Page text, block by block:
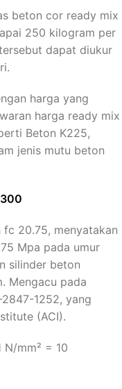
beton cor ready mix
250 kilogram per
dapat diukur
harga yang
harga ready mix
Beton K225,
jenis mutu beton
fc 20.75, menyatakan
Mpa pada umur
silinder beton
Mengacu pada
1252, yang
(ACI).
N/mm² = 10